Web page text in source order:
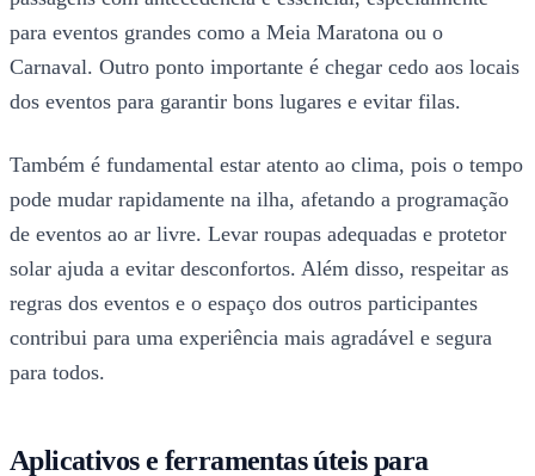
para eventos grandes como a Meia Maratona ou o
Carnaval. Outro ponto importante é chegar cedo aos locais
dos eventos para garantir bons lugares e evitar filas.
Também é fundamental estar atento ao clima, pois o tempo
pode mudar rapidamente na ilha, afetando a programação
de eventos ao ar livre. Levar roupas adequadas e protetor
solar ajuda a evitar desconfortos. Além disso, respeitar as
regras dos eventos e o espaço dos outros participantes
contribui para uma experiência mais agradável e segura
para todos.
Aplicativos e ferramentas úteis para